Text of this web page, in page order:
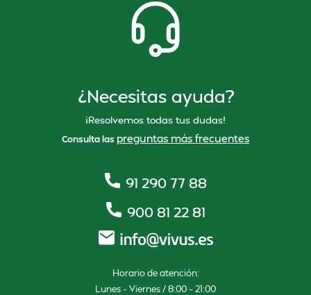
¿Necesitas ayuda?
¡Resolvemos todas tus dudas!
Consulta las preguntas más frecuentes
91 290 77 88
900 81 22 81
Horario de atención:
Lunes – Viernes / 8:00 – 21:00